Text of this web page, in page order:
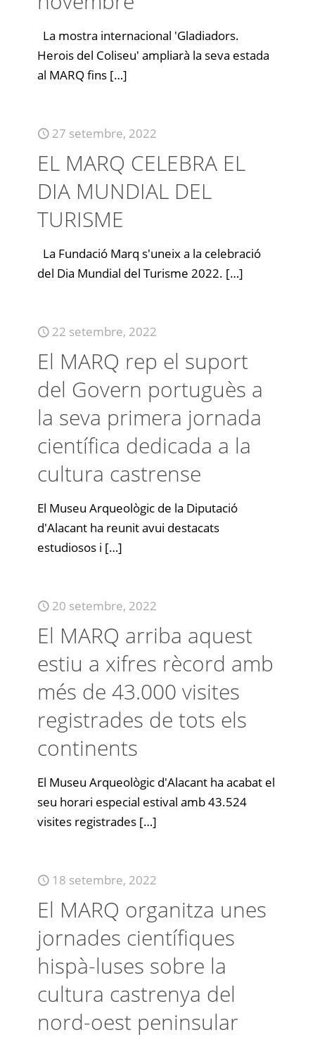
La mostra internacional 'Gladiadors.
Herois del Coliseu' ampliarà la seva estada
al MARQ fins […]
27 setembre, 2022
EL MARQ CELEBRA EL
DIA MUNDIAL DEL
TURISME
La Fundació Marq s'uneix a la celebració
del Dia Mundial del Turisme 2022. […]
22 setembre, 2022
El MARQ rep el suport
del Govern portuguès a
la seva primera jornada
científica dedicada a la
cultura castrense
El Museu Arqueològic de la Diputació
d'Alacant ha reunit avui destacats
estudiosos i […]
20 setembre, 2022
El MARQ arriba aquest
estiu a xifres rècord amb
més de 43.000 visites
registrades de tots els
continents
El Museu Arqueològic d'Alacant ha acabat el
seu horari especial estival amb 43.524
visites registrades […]
18 setembre, 2022
El MARQ organitza unes
jornades científiques
hispà-luses sobre la
cultura castrenya del
nord-oest peninsular